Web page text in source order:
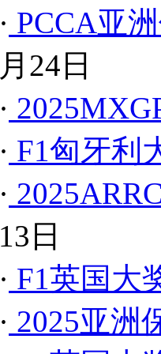
· PCCA亚
月24日
·
· F1匈牙利
·
13日
· F1英国大
· 2025亚洲